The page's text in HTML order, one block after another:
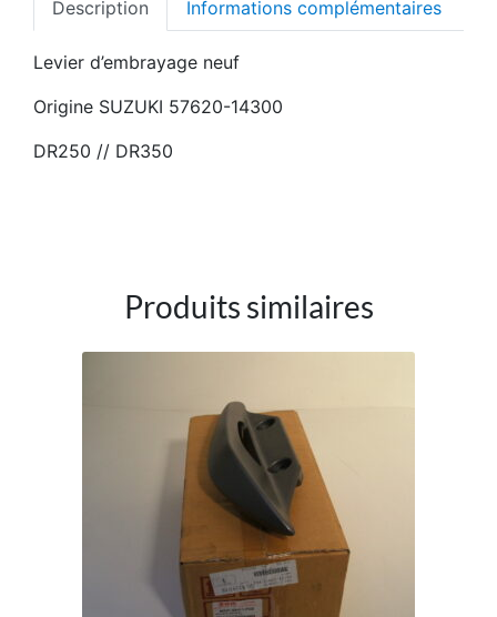
Description Informations complémentaires
Levier d’embrayage neuf
Origine SUZUKI 57620-14300
DR250 // DR350
Produits similaires